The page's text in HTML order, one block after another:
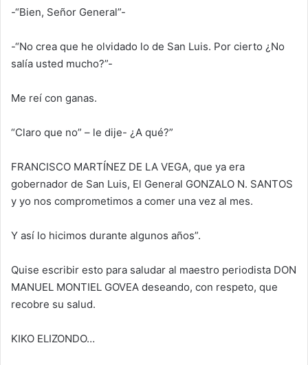
-“Bien, Señor General”-
-“No crea que he olvidado lo de San Luis. Por cierto ¿No
salía usted mucho?”-
Me reí con ganas.
“Claro que no” – le dije- ¿A qué?”
FRANCISCO MARTÍNEZ DE LA VEGA, que ya era
gobernador de San Luis, El General GONZALO N. SANTOS
y yo nos comprometimos a comer una vez al mes.
Y así lo hicimos durante algunos años”.
Quise escribir esto para saludar al maestro periodista DON
MANUEL MONTIEL GOVEA deseando, con respeto, que
recobre su salud.
KIKO ELIZONDO…